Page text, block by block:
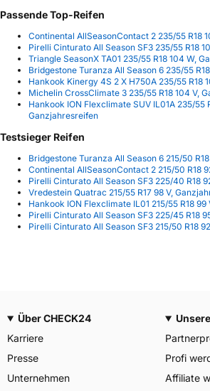
Passende Top-Reifen
Continental AllSeasonContact 2 235/55 R18
Pirelli Cinturato All Season SF3 235/55 R18
Triangle SeasonX TA01 235/55 R18 104 W,
Bridgestone Turanza All Season 6 235/55
Hankook Kinergy 4S 2 X H750A 235/55 R18
Michelin CrossClimate 3 235/55 R18 104 V,
Hankook ION Flexclimate SUV IL01A 235/55
Ganzjahresreifen
Testsieger Reifen
Bridgestone Turanza All Season 6 215/50
Continental AllSeasonContact 2 215/50 R18
Pirelli Cinturato All Season SF3 225/40 R18
Vredestein Quatrac 215/55 R17 98 V,
Hankook ION Flexclimate IL01 215/55 R18
Pirelli Cinturato All Season SF3 225/45 R18
Pirelli Cinturato All Season SF3 215/50 R18
Über CHECK24
Karriere
Presse
Unternehmen
Profi
Affiliate